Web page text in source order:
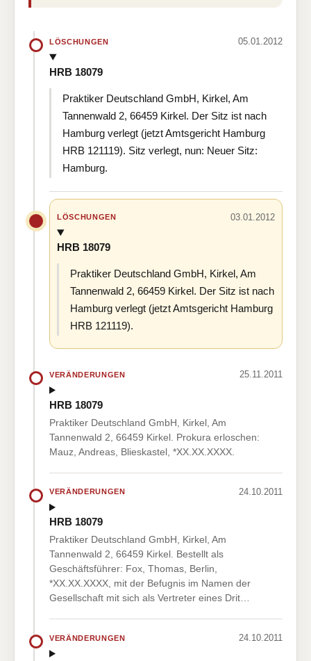
LÖSCHUNGEN 05.01.2012
HRB 18079
Praktiker Deutschland GmbH, Kirkel, Am
Tannenwald 2, 66459 Kirkel. Der Sitz ist nach
Hamburg verlegt (jetzt Amtsgericht Hamburg
HRB 121119). Sitz verlegt, nun: Neuer Sitz:
Hamburg.
LÖSCHUNGEN 03.01.2012
HRB 18079
Praktiker Deutschland GmbH, Kirkel, Am
Tannenwald 2, 66459 Kirkel. Der Sitz ist nach
Hamburg verlegt (jetzt Amtsgericht Hamburg
HRB 121119).
VERÄNDERUNGEN 25.11.2011
HRB 18079
Praktiker Deutschland GmbH, Kirkel, Am
Tannenwald 2, 66459 Kirkel. Prokura erloschen:
Mauz, Andreas, Blieskastel, *XX.XX.XXXX.
VERÄNDERUNGEN 24.10.2011
HRB 18079
Praktiker Deutschland GmbH, Kirkel, Am
Tannenwald 2, 66459 Kirkel. Bestellt als
Geschäftsführer: Fox, Thomas, Berlin,
*XX.XX.XXXX, mit der Befugnis im Namen der
Gesellschaft mit sich als Vertreter eines Drit…
VERÄNDERUNGEN 24.10.2011